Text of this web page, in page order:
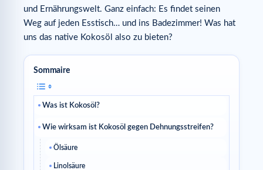
und Ernährungswelt. Ganz einfach: Es findet seinen
Weg auf jeden Esstisch… und ins Badezimmer! Was hat
uns das native Kokosöl also zu bieten?
Sommaire
Was ist Kokosöl?
Wie wirksam ist Kokosöl gegen Dehnungsstreifen?
Ölsäure
Linolsäure